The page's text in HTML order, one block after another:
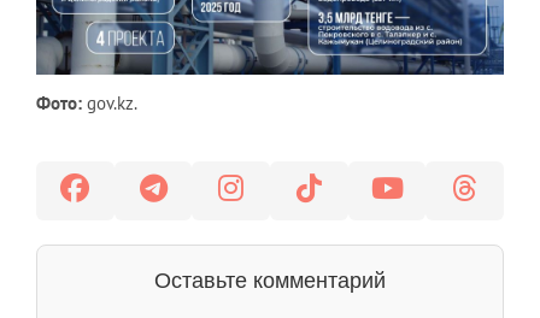
Фото: gov.kz.
Оставьте комментарий